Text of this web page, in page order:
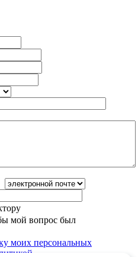
мой вопрос был
моих персональных